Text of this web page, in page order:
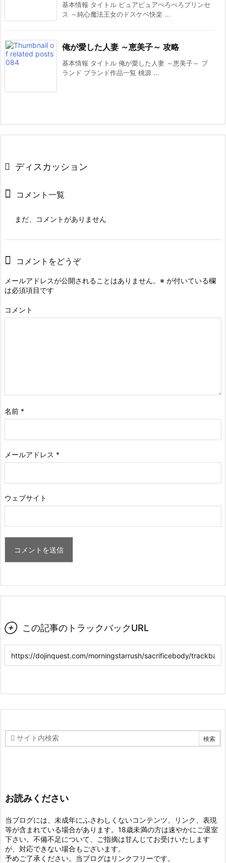
基本情報 タイトル ピュアピュアぺろぺろプリンセ
ス ～純心魔法王女のドスケベ快楽 ...
俺が愛した人妻 ～恵美子～ 攻略
基本情報 タイトル 俺が愛した人妻 ～恵美子～ ブ
ランド ブランド作品一覧 桃源 ...
ディスカッション
コメント一覧
まだ、コメントがありません
コメントをどうぞ
メールアドレスが公開されることはありません。 ※ が付いている欄
は必須項目です
コメント
名前 *
メールアドレス *
ウェブサイト
 この記事のトラックバックURL
お読みください
当ブログには、未成年にふさわしくないコンテンツ、リンク、表現
等が含まれている場合があります。18歳未満の方は速やかにご退室
下さい。不備不足について、ご指摘は甘んじてお受けいたします
が、対応できない場合もございます。
予めご了承ください。当ブログはリンクフリーです。